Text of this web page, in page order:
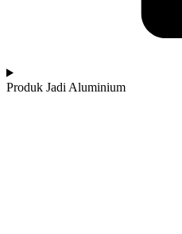
Produk Jadi Aluminium